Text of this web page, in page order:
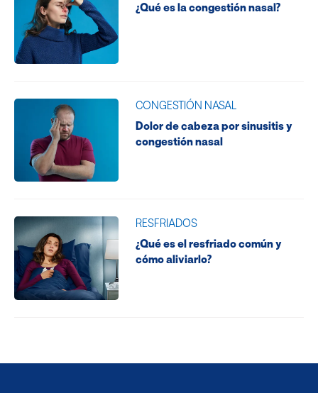
¿Qué es la congestión nasal?
CONGESTIÓN NASAL
Dolor de cabeza por sinusitis y
congestión nasal
RESFRIADOS
¿Qué es el resfriado común y
cómo aliviarlo?